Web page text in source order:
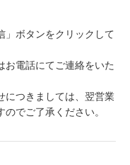
」ボタンをクリックして
お電話にてご連絡をいた
につきましては、翌営業
でご了承ください。